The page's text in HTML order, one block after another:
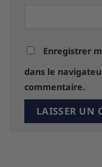
Enregistrer
dans le
commentaire.